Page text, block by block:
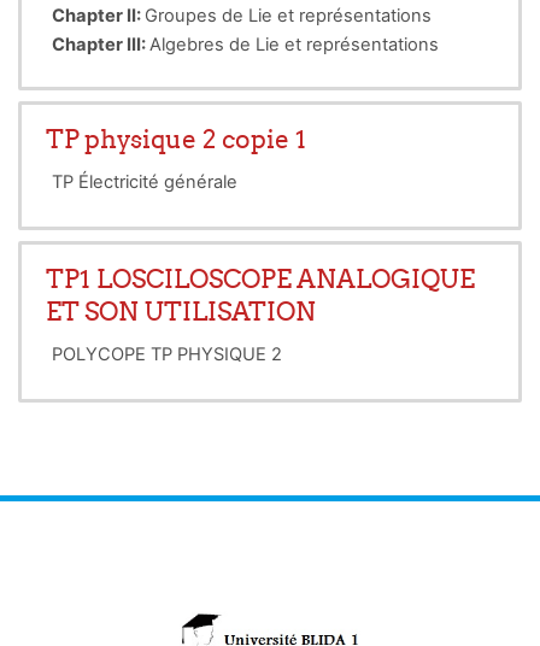
Chapter II: Groupes de Lie et représentations
Chapter III:Algebres de Lie et représentations
TP physique 2 copie 1
TP Électricité générale
TP1 LOSCILOSCOPE ANALOGIQUE
ET SON UTILISATION
POLYCOPE TP PHYSIQUE 2